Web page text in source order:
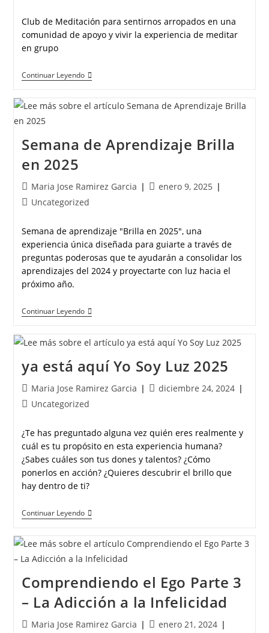
Club de Meditación para sentirnos arropados en una
comunidad de apoyo y vivir la experiencia de meditar
en grupo
Continuar Leyendo
Semana de Aprendizaje Brilla
en 2025
Maria Jose Ramirez Garcia
enero 9, 2025
Uncategorized
Semana de aprendizaje "Brilla en 2025", una
experiencia única diseñada para guiarte a través de
preguntas poderosas que te ayudarán a consolidar los
aprendizajes del 2024 y proyectarte con luz hacia el
próximo año.
Continuar Leyendo
ya está aquí Yo Soy Luz 2025
Maria Jose Ramirez Garcia
diciembre 24, 2024
Uncategorized
¿Te has preguntado alguna vez quién eres realmente y
cuál es tu propósito en esta experiencia humana?
¿Sabes cuáles son tus dones y talentos? ¿Cómo
ponerlos en acción? ¿Quieres descubrir el brillo que
hay dentro de ti?
Continuar Leyendo
Comprendiendo el Ego Parte 3
– La Adicción a la Infelicidad
Maria Jose Ramirez Garcia
enero 21, 2024